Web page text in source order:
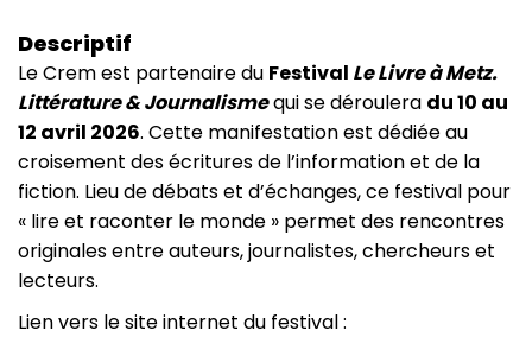
Descriptif
Le Crem est partenaire du Festival Le Livre à Metz.
Littérature & Journalismequi se déroulera du 10 au
12 avril 2026. Cette manifestation est dédiée au
croisement des écritures de l’information et de la
fiction. Lieu de débats et d’échanges, ce festival pour
« lire et raconter le monde » permet des rencontres
originales entre auteurs, journalistes, chercheurs et
lecteurs.
Lien vers le site internet du festival :